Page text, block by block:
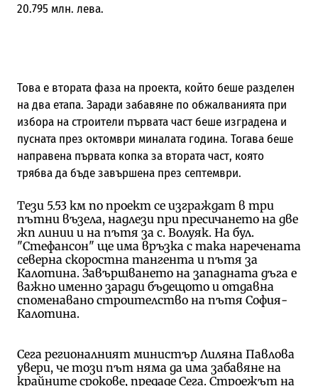
20.795 млн. лева.
Това е втората фаза на проекта, който беше разделен
на два етапа. Заради забавяне по обжалванията при
избора на строители първата част беше изградена и
пусната през октомври миналата година. Тогава беше
направена първата копка за втората част, която
трябва да бъде завършена през септември.
Тези 5.53 км по проект се изграждат в три
пътни възела, надлези при пресичането на две
жп линии и на пътя за с. Волуяк. На бул.
"Стефансон" ще има връзка с така наречената
северна скоростна тангента и пътя за
Калотина. Завършването на западната дъга е
важно именно заради бъдещото и отдавна
споменавано строителство на пътя София-
Калотина.
Сега регионалният министър Лиляна Павлова
увери, че този път няма да има забавяне на
крайните срокове, предаде Сега. Строежът на